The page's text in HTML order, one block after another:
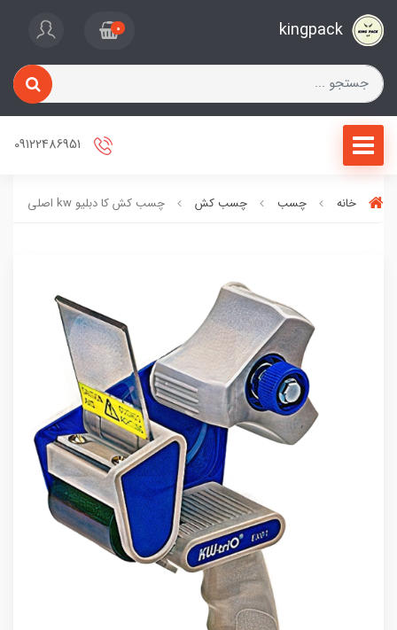
kingpack
0
خانه چسب چسب کش چسب کش کا دبلیو kw اصلی